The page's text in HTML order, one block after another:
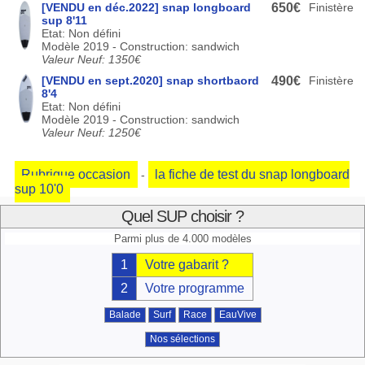
[VENDU en déc.2022] snap longboard
sup 8'11
Etat: Non défini
Modèle 2019 - Construction: sandwich
Valeur Neuf: 1350€
650€ Finistère
[VENDU en sept.2020] snap shortbaord
8'4
Etat: Non défini
Modèle 2019 - Construction: sandwich
Valeur Neuf: 1250€
490€ Finistère
Rubrique occasion -
la fiche de test du snap longboard
sup 10'0
Quel SUP choisir ?
Parmi plus de 4.000 modèles
1
Votre gabarit ?
2
Votre programme
Balade Surf Race EauVive
Nos sélections